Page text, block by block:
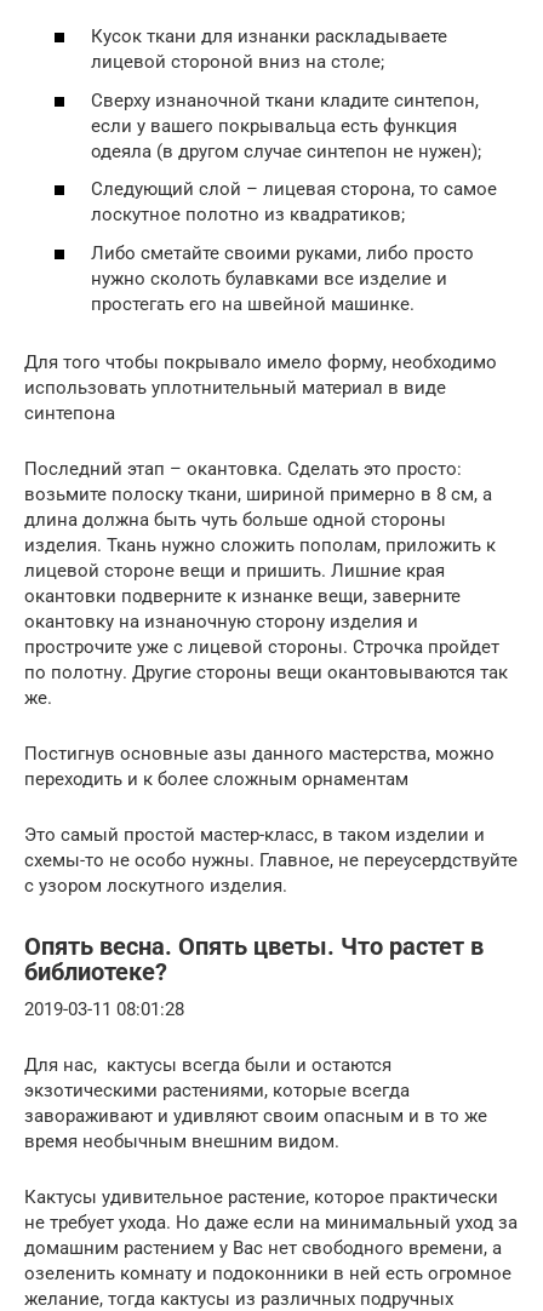
Кусок ткани для изнанки раскладываете
лицевой стороной вниз на столе;
Сверху изнаночной ткани кладите синтепон,
если у вашего покрывальца есть функция
одеяла (в другом случае синтепон не нужен);
Следующий слой – лицевая сторона, то самое
лоскутное полотно из квадратиков;
Либо сметайте своими руками, либо просто
нужно сколоть булавками все изделие и
простегать его на швейной машинке.
Для того чтобы покрывало имело форму, необходимо
использовать уплотнительный материал в виде
синтепона
Последний этап – окантовка. Сделать это просто:
возьмите полоску ткани, шириной примерно в 8 см, а
длина должна быть чуть больше одной стороны
изделия. Ткань нужно сложить пополам, приложить к
лицевой стороне вещи и пришить. Лишние края
окантовки подверните к изнанке вещи, заверните
окантовку на изнаночную сторону изделия и
прострочите уже с лицевой стороны. Строчка пройдет
по полотну. Другие стороны вещи окантовываются так
же.
Постигнув основные азы данного мастерства, можно
переходить и к более сложным орнаментам
Это самый простой мастер-класс, в таком изделии и
схемы-то не особо нужны. Главное, не переусердствуйте
с узором лоскутного изделия.
Опять весна. Опять цветы. Что растет в
библиотеке?
2019-03-11 08:01:28
Для нас, кактусы всегда были и остаются
экзотическими растениями, которые всегда
завораживают и удивляют своим опасным и в то же
время необычным внешним видом.
Кактусы удивительное растение, которое практически
не требует ухода. Но даже если на минимальный уход за
домашним растением у Вас нет свободного времени, а
озеленить комнату и подоконники в ней есть огромное
желание, тогда кактусы из различных подручных